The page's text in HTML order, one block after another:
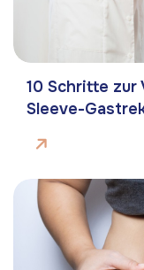
10 Schritte zur
Sleeve-